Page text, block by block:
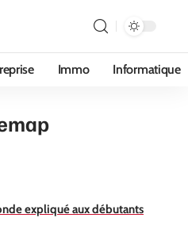
Immo Informatique
expliqué aux débutants